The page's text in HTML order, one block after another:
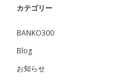
カテゴリー
BANKO300
Blog
お知らせ